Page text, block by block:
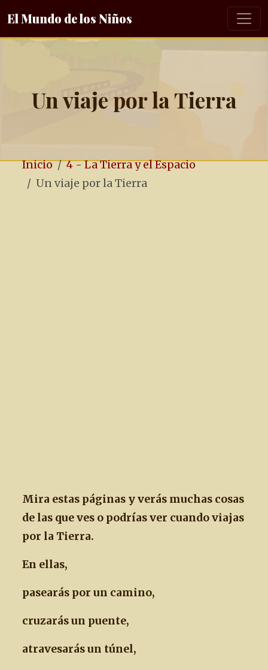
El Mundo de los Niños
Un viaje por la Tierra
Inicio
4 - La Tierra y el Espacio
Un viaje por la Tierra
Mira estas páginas y verás muchas cosas
de las que ves o podrías ver cuando viajas
por la Tierra.
En ellas,
pasearás por un camino,
cruzarás un puente,
atravesarás un túnel,